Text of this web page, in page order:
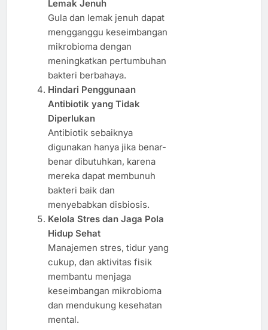
Lemak Jenuh
Gula dan lemak jenuh dapat
mengganggu keseimbangan
mikrobioma dengan
meningkatkan pertumbuhan
bakteri berbahaya.
Hindari Penggunaan
Antibiotik yang Tidak
Diperlukan
Antibiotik sebaiknya
digunakan hanya jika benar-
benar dibutuhkan, karena
mereka dapat membunuh
bakteri baik dan
menyebabkan disbiosis.
Kelola Stres dan Jaga Pola
Hidup Sehat
Manajemen stres, tidur yang
cukup, dan aktivitas fisik
membantu menjaga
keseimbangan mikrobioma
dan mendukung kesehatan
mental.